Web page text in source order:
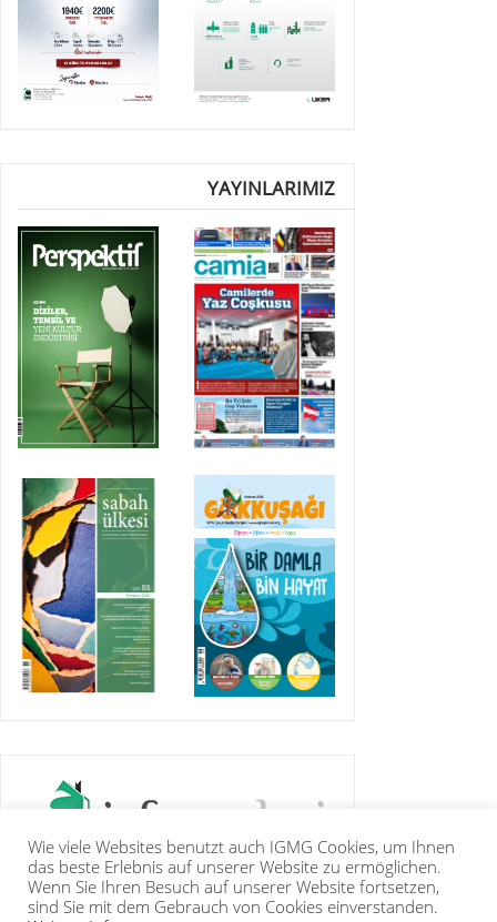
YAYINLARIMIZ
Wie viele Websites benutzt auch IGMG Cookies, um Ihnen
das beste Erlebnis auf unserer Website zu ermöglichen.
Wenn Sie Ihren Besuch auf unserer Website fortsetzen,
sind Sie mit dem Gebrauch von Cookies einverstanden.